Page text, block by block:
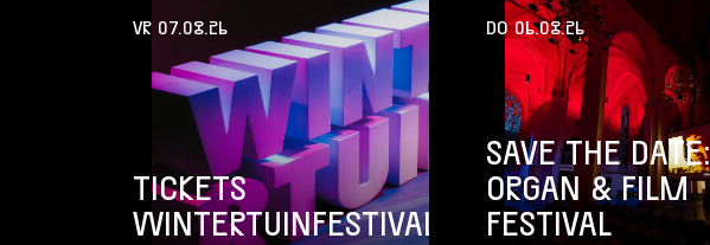
VR 07.08.26
TICKETS
WINTERTUINFESTIVAL
DO 06.08.26
SAVE THE DATE:
ORGAN & FILM
FESTIVAL